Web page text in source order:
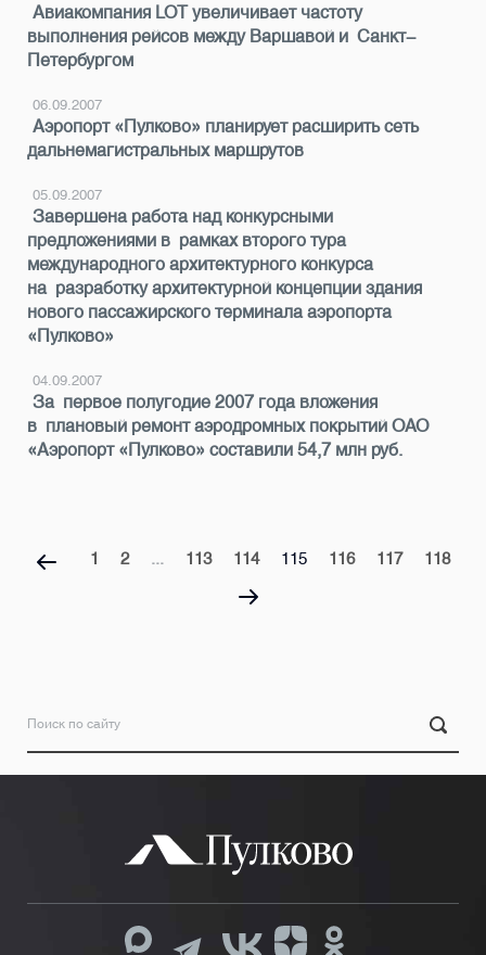
Авиакомпания LOT увеличивает частоту
выполнения рейсов между Варшавой и Санкт-
Петербургом
06.09.2007
Аэропорт «Пулково» планирует расширить сеть
дальнемагистральных маршрутов
05.09.2007
Завершена работа над конкурсными
предложениями в рамках второго тура
международного архитектурного конкурса
на разработку архитектурной концепции здания
нового пассажирского терминала аэропорта
«Пулково»
04.09.2007
За первое полугодие 2007 года вложения
в плановый ремонт аэродромных покрытий ОАО
«Аэропорт «Пулково» составили 54,7 млн руб.
1 2 ... 113 114 115 116 117 118